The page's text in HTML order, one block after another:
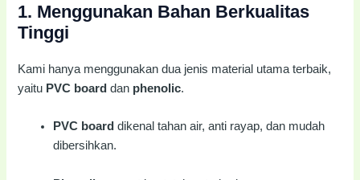
1. Menggunakan Bahan Berkualitas
Tinggi
Kami hanya menggunakan dua jenis material utama terbaik,
yaitu PVC board dan phenolic.
PVC board dikenal tahan air, anti rayap, dan mudah
dibersihkan.